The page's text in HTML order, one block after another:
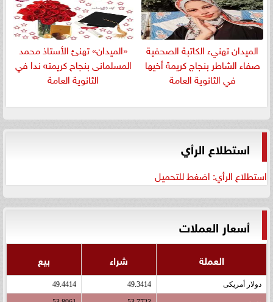
الميدان تهنيء الكاتبة الصحفية
صفاء الشاطر بنجاج كريمة أخيها
في الثانوية العامة
«الميدان» تهنئ الأستاذ محمد
المسلمانى بنجاح كريمته ندا في
الثانوية العامة
استطلاع الرأي
استطلاع الرأي: اضغط للتحميل
أسعار العملات
العملة شراء بيع
دولار أمريكى 49.3414
49.4414